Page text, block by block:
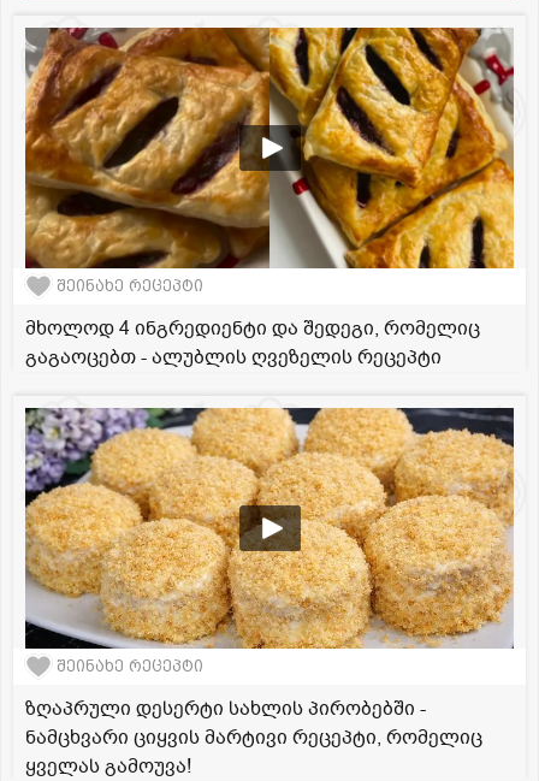
შეინახე რეცეპტი
მხოლოდ 4 ინგრედიენტი და შედეგი, რომელიც
გაგაოცებთ - ალუბლის ღვეზელის რეცეპტი
შეინახე რეცეპტი
ზღაპრული დესერტი სახლის პირობებში -
ნამცხვარი ციყვის მარტივი რეცეპტი, რომელიც
ყველას გამოუვა!